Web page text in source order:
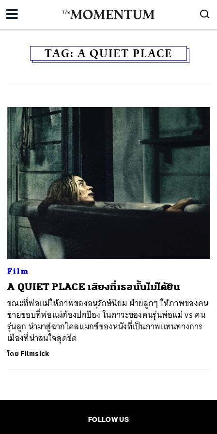
TAG:A QUIET PLACE
Film
A QUIET PLACE เสียงที่เธอนั้นไม่ได้ยิน
ขณะที่พ่อแม่ให้ภาพของอนุรักษ์นิยม ฝ่ายลูกๆ ให้ภาพของคน
ชายขอบที่พ่อแม่ต้องปกป้อง ในภาวะของคนรุ่นพ่อแม่ vs คน
รุ่นลูก นำมาสู่ฉากไคลแมกซ์ของหนังที่เป็นภาพแทนทางการ
เมืองที่น่าสนใจสุดขีด
โดย Filmsick
FOLLOW US
ค้นหา
SHARE